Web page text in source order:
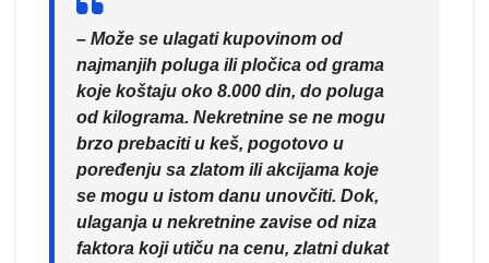
– Može se ulagati kupovinom od
najmanjih poluga ili pločica od grama
koje koštaju oko 8.000 din, do poluga
od kilograma. Nekretnine se ne mogu
brzo prebaciti u keš, pogotovo u
poređenju sa zlatom ili akcijama koje
se mogu u istom danu unovčiti. Dok,
ulaganja u nekretnine zavise od niza
faktora koji utiču na cenu, zlatni dukat